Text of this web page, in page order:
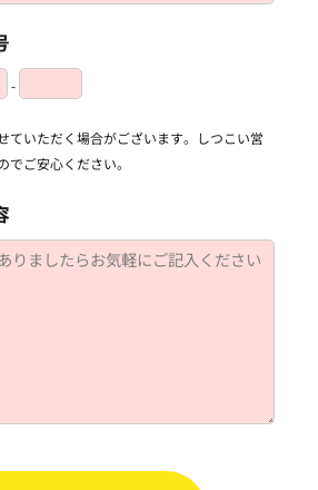
-
ていただく場合がございます。しつこい営
ご安心ください。